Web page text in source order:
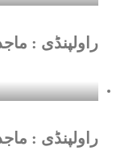
راولپنڈی :
راولپنڈی :